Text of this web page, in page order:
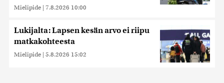
Mielipide | 7.8.2026 10:00
Lukijalta: Lapsen kesän arvo ei riipu
matkakohteesta
Mielipide | 5.8.2026 15:02